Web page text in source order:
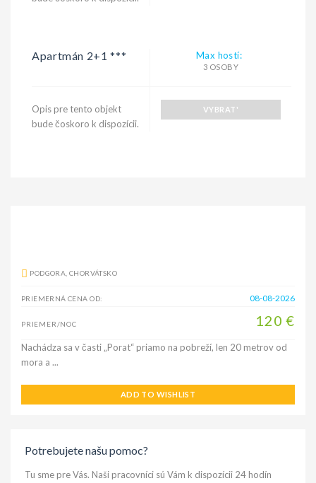
Apartmán 2+1 *** Max hostí:
3 OSOBY
Opis pre tento objekt
bude čoskoro k dispozícii.
VYBRAT'
PODGORA, CHORVÁTSKO
PRIEMERNÁ CENA OD: 08-08-2026
PRIEMER/NOC 120 €
Nachádza sa v časti „Porat“ priamo na pobreží, len 20 metrov od
mora a ...
ADD TO WISHLIST
Potrebujete našu pomoc?
Tu sme pre Vás. Naši pracovníci sú Vám k dispozícii 24 hodín